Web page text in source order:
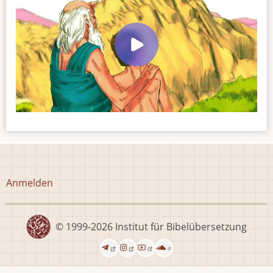
Benutzermenü
Anmelden
© 1999-2026 Institut für Bibelübersetzung